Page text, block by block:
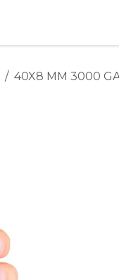
40X8 MM 3000